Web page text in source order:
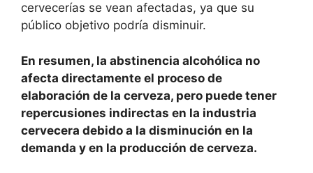
cervecerías se vean afectadas, ya que su
público objetivo podría disminuir.
En resumen, la abstinencia alcohólica no
afecta directamente el proceso de
elaboración de la cerveza, pero puede tener
repercusiones indirectas en la industria
cervecera debido a la disminución en la
demanda y en la producción de cerveza.